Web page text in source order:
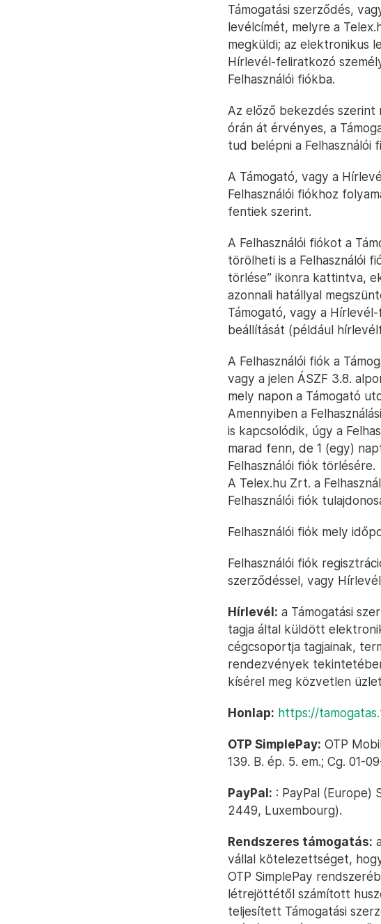
Támogatási szerződés,
levélcímét, melyre a
megküldi; az elektronikus
Hírlevél-feliratkozó
Felhasználói fiókba.
Az előző bekezdés
órán át érvényes, a
tud belépni a Felhasználói
A Támogató, vagy a
Felhasználói fiókhoz
fentiek szerint.
A Felhasználói fiókot a
törölheti is a Felhasználói
törlése” ikonra kattintva,
azonnali hatállyal
Támogató, vagy a
beállítását (például
A Felhasználói fiók a
vagy a jelen ÁSZF 3.8.
mely napon a Támogató
Amennyiben a
is kapcsolódik, úgy a
marad fenn, de 1 (egy)
Felhasználói fiók törlésére.
A Telex.hu Zrt. a
Felhasználói fiók
Felhasználói fiók mely
Felhasználói fiók
szerződéssel, vagy
Hírlevél: a Támogatási
tagja által küldött
cégcsoportja tagjainak,
rendezvények
kísérel meg közvetlen
Honlap: https://
OTP SimplePay: OTP
139. B. ép. 5. em.; Cg. 01-
PayPal: : PayPal (Europe)
2449, Luxembourg).
Rendszeres támogatás:
vállal kötelezettséget,
OTP SimplePay
létrejöttétől számított
teljesített Támogatási